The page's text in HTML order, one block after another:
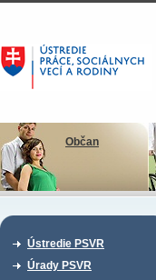
Občan
Ústredie PSVR
Úrady PSVR